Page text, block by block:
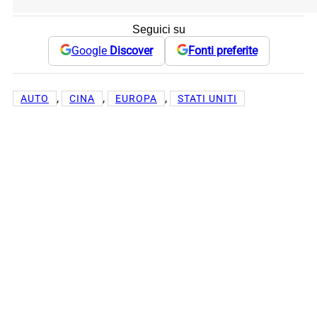
Seguici su
Google Discover Fonti preferite
AUTO , CINA , EUROPA , STATI UNITI